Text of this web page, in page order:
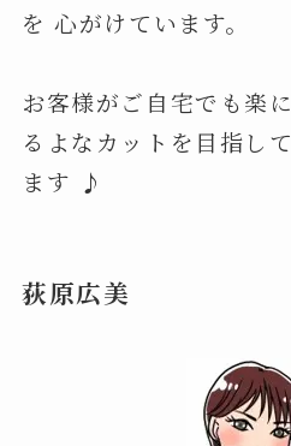
を 心がけています。
お客様がご自宅でも楽
るよなカットを目指し
ます ♪
荻原広美